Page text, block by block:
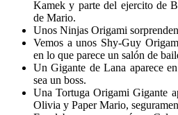
Kamek y parte del ejercito de
de Mario.
Unos Ninjas Origami
Vemos a unos Shy-Guy
en lo que parece un salón de
Un Gigante de Lana aparece
sea un boss.
Una Tortuga Origami Gigante
Olivia y Paper Mario,